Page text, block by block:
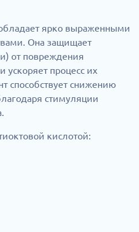
ярко выраженными
Она защищает
от повреждения
процесс их
способствует снижению
стимуляции
кислотой: